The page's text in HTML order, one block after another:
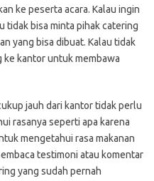
ke peserta acara. Kalau ingin
tidak bisa minta pihak catering
yang bisa dibuat. Kalau tidak
ke kantor untuk membawa
jauh dari kantor tidak perlu
rasanya seperti apa karena
mengetahui rasa makanan
testimoni atau komentar
yang sudah pernah